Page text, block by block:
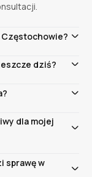
z
dziś?
spotkanie
a
dla mojej
a
sprawę w